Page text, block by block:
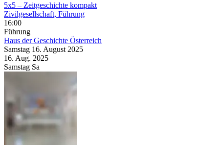
5x5 – Zeitgeschichte kompakt
Zivilgesellschaft, Führung
16:00
Führung
Haus der Geschichte Österreich
Samstag 16. August 2025
16. Aug. 2025
Samstag Sa